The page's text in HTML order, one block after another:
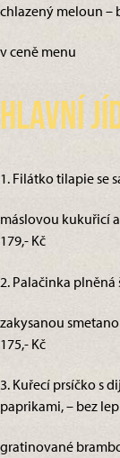
chlazený meloun –
v ceně menu
Hlavní
1. Filátko tilapie se
máslovou kukuřicí
179,- Kč
2. Palačinka plněná
zakysanou
175,- Kč
3. Kuřecí prsíčko s
paprikami, – bez
gratinované